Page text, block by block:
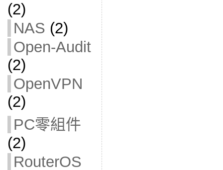
(2)
NAS (2)
Open-Audit
(2)
OpenVPN
(2)
PC零組件
(2)
RouterOS